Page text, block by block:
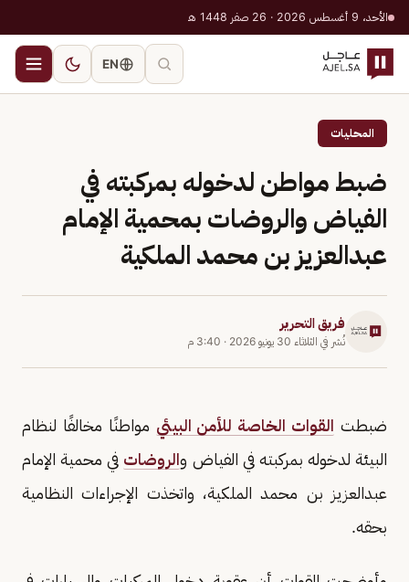
الأحد، 9 أغسطس 2026 · 26 صفر 1448 هـ
EN
المحليات
ضبط مواطن لدخوله بمركبته في
الفياض والروضات بمحمية الإمام
عبدالعزيز بن محمد الملكية
فريق التحرير
نُشر في الثلاثاء 30 يونيو 2026 · 3:40 م
ضبطت القوات الخاصة للأمن البيئي مواطنًا مخالفًا لنظام
البيئة لدخوله بمركبته في الفياض والروضات في محمية الإمام
عبدالعزيز بن محمد الملكية، واتخذت الإجراءات النظامية
بحقه.